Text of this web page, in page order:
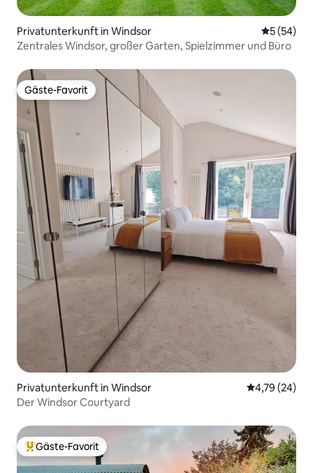
Privatunterkunft in Windsor
5 (54)
Zentrales Windsor, großer Garten, Spielzimmer und Büro
Gäste-Favorit
Gäste-Favorit
Privatunterkunft in Windsor
4,79 (24)
Der Windsor Courtyard
Beliebter Gäste-Favorit.
Gäste-Favorit